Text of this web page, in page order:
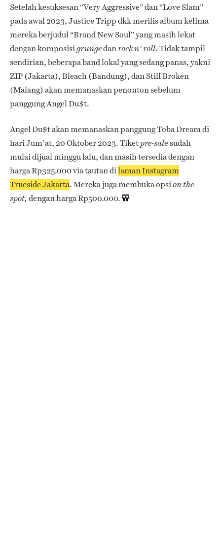
Setelah kesuksesan “Very Aggressive” dan “Love Slam”
pada awal 2023, Justice Tripp dkk merilis album kelima
mereka berjudul “Brand New Soul” yang masih lekat
dengan komposisigrungedanrock n’ roll. Tidak tampil
sendirian, beberapa band lokal yang sedang panas, yakni
ZIP (Jakarta), Bleach (Bandung), dan Still Broken
(Malang) akan memanaskan penonton sebelum
panggung Angel Du$t.
Angel Du$t akan memanaskan panggung Toba Dream di
hari Jum’at, 20 Oktober 2023. Tiketpre-sale sudah
mulai dijual minggu lalu, dan masih tersedia dengan
harga Rp325.000 via tautan dilaman Instagram
Trueside Jakarta. Mereka juga membuka opsion the
spot, dengan harga Rp500.000.